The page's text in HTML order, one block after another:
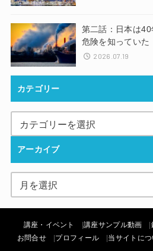
第二話：日本は
危険を知っていた
2026.07.19
カテゴリー
アーカイブ
講座・イベント 講座サンプル動画
お問合せ
プロフィール 当サイトに